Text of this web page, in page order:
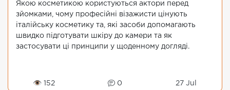
Якою косметикою користуються актори перед
зйомками, чому професійні візажисти цінують
італійську косметику та, які засоби допомагають
швидко підготувати шкіру до камери та як
застосувати ці принципи у щоденному догляді.
👁 152 0 27 Jul